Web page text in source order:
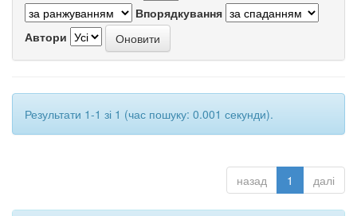
Впорядкування
Автори
Результати 1-1 зі 1 (час пошуку: 0.001 секунди).
назад 1 далі